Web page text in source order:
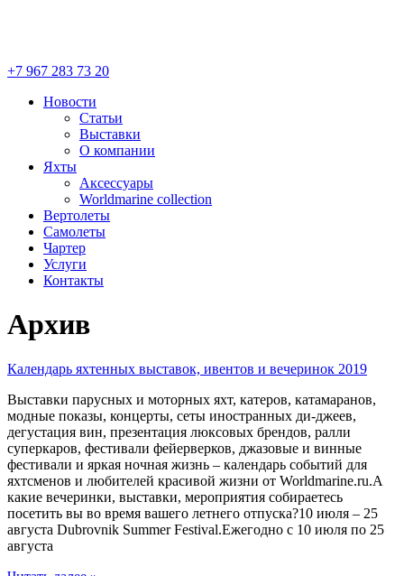
+7 967 283 73 20
Новости
Статьи
Выставки
О компании
Яхты
Аксессуары
Worldmarine collection
Вертолеты
Самолеты
Чартер
Услуги
Контакты
Архив
Календарь яхтенных выставок, ивентов и вечеринок 2019
Выставки парусных и моторных яхт, катеров, катамаранов,
модные показы, концерты, сеты иностранных ди-джеев,
дегустация вин, презентация люксовых брендов, ралли
суперкаров, фестивали фейерверков, джазовые и винные
фестивали и яркая ночная жизнь – календарь событий для
яхтсменов и любителей красивой жизни от Worldmarine.ru.А
какие вечеринки, выставки, мероприятия собираетесь
посетить вы во время вашего летнего отпуска?10 июля – 25
августа Dubrovnik Summer Festival.Ежегодно с 10 июля по 25
августа